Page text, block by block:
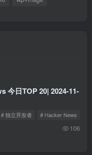
今日TOP 20| 2024-11-
# 独立开发者 # Hacker News
106